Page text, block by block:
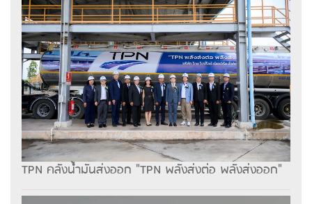
TPN คลังน้ำมันส่งออก "TPN พลังส่งต่อ พลังส่งออก"